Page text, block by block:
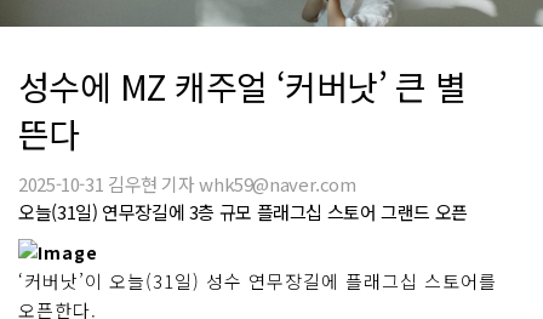
성수에 MZ 캐주얼 ‘커버낫’ 큰 별
뜬다
2025-10-31 김우현 기자 whk59@naver.com
오늘(31일) 연무장길에 3층 규모 플래그십 스토어 그랜드 오픈
‘커버낫’이 오늘(31일) 성수 연무장길에 플래그십 스토어를
오픈한다.